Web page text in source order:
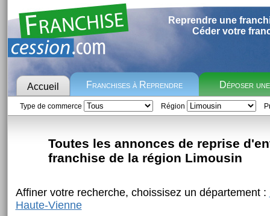
Reprendre une
Céder votre
Accueil Franchises à Reprendre Déposer
Type de commerce Région
Toutes les annonces de reprise
franchise de la région Limousin
Affiner votre recherche, choissisez un département :
Haute-Vienne